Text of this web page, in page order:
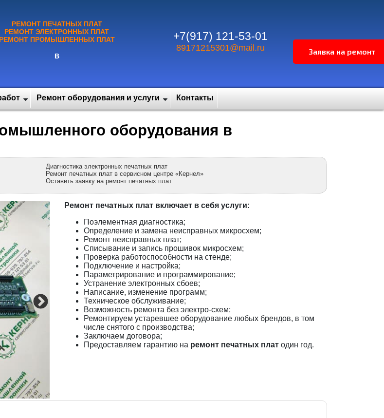
РЕМОНТ ПЕЧАТНЫХ ПЛАТ
РЕМОНТ ЭЛЕКТРОННЫХ ПЛАТ
РЕМОНТ ПРОМЫШЛЕННЫХ ПЛАТ
В
+7(917) 121-53-01
89171215301@mail.ru
Ремонт оборудования и услуги Контакты
оборудования в
Диагностика электронных печатных плат
Ремонт печатных плат в сервисном центре «Кернел»
Оставить заявку на ремонт печатных плат
Ремонт печатных плат включает в себя услуги:
Поэлементная диагностика;
Определение и замена неисправных микросхем;
Ремонт неисправных плат;
Списывание и запись прошивок микросхем;
Проверка работоспособности на стенде;
Подключение и настройка;
Параметрирование и программирование;
Устранение электронных сбоев;
Написание, изменение программ;
Техническое обслуживание;
Возможность ремонта без электро-схем;
Ремонтируем устаревшее оборудование любых брендов, в том
числе снятого с производства;
Заключаем договора;
Предоставляем гарантию на ремонт печатных плат один год.